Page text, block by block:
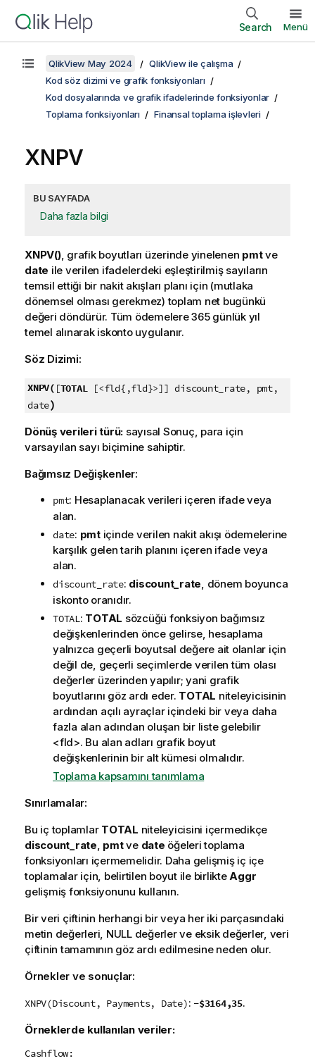
Search Menü
QlikView May 2024
QlikView ile çalışma
Kod söz dizimi ve grafik fonksiyonları
Kod dosyalarında ve grafik ifadelerinde fonksiyonlar
Toplama fonksiyonları
Finansal toplama işlevleri
XNPV
BU SAYFADA
Daha fazla bilgi
XNPV(), grafik boyutları üzerinde yinelenen pmtve
date ile verilen ifadelerdeki eşleştirilmiş sayıların
temsil ettiği bir nakit akışları planı için (mutlaka
dönemsel olması gerekmez) toplam net bugünkü
değeri döndürür. Tüm ödemelere 365 günlük yıl
temel alınarak iskonto uygulanır.
Söz Dizimi:
XNPV( [TOTAL[<fld{,fld}>]] discount_rate, pmt,
date)
Dönüş verileri türü: sayısal Sonuç, para için
varsayılan sayı biçimine sahiptir.
Bağımsız Değişkenler:
pmt: Hesaplanacak verileri içeren ifade veya
alan.
date: pmtiçinde verilen nakit akışı ödemelerine
karşılık gelen tarih planını içeren ifade veya
alan.
discount_rate: discount_rate, dönem boyunca
iskonto oranıdır.
TOTAL: TOTAL sözcüğü fonksiyon bağımsız
değişkenlerinden önce gelirse, hesaplama
yalnızca geçerli boyutsal değere ait olanlar için
değil de, geçerli seçimlerde verilen tüm olası
değerler üzerinden yapılır; yani grafik
boyutlarını göz ardı eder. TOTAL niteleyicisinin
ardından açılı ayraçlar içindeki bir veya daha
fazla alan adından oluşan bir liste gelebilir
<fld>. Bu alan adları grafik boyut
değişkenlerinin bir alt kümesi olmalıdır.
Toplama kapsamını tanımlama
Sınırlamalar:
Bu iç toplamlar TOTAL niteleyicisini içermedikçe
discount_rate, pmtve date öğeleri toplama
fonksiyonları içermemelidir. Daha gelişmiş iç içe
toplamalar için, belirtilen boyut ile birlikteAggr
gelişmiş fonksiyonunu kullanın.
Bir veri çiftinin herhangi bir veya her iki parçasındaki
metin değerleri, NULLdeğerler ve eksik değerler, veri
çiftinin tamamının göz ardı edilmesine neden olur.
Örnekler ve sonuçlar:
XNPV(Discount, Payments, Date): -$3164,35.
Örneklerde kullanılan veriler:
Cashflow: